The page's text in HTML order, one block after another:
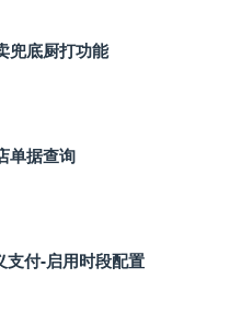
兜底厨打功能
单据查询
付‑启用时段配置